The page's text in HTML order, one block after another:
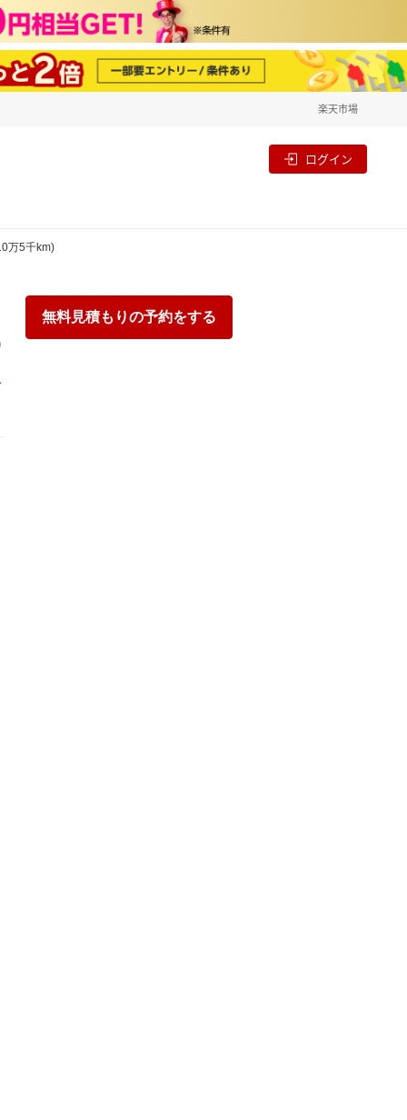
楽天市場
ログイン
万5千km)
無料見積もりの予約をする